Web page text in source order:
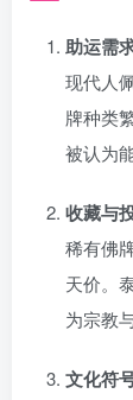
助运需
现代人
牌种类
被认为
收藏与
稀有佛
天价。
为宗教
文化符